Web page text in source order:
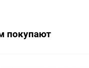
покупают